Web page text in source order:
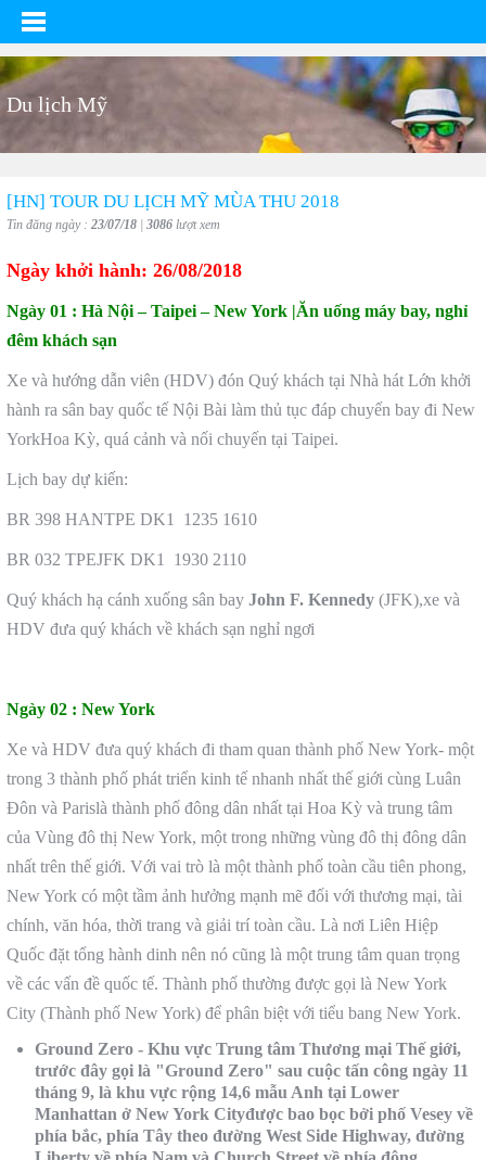
Du lịch Mỹ
[HN] TOUR DU LỊCH MỸ MÙA THU 2018
Tin đăng ngày : 23/07/18 3086 lượt xem
Ngày khởi hành: 26/08/2018
Ngày 01 : Hà Nội – Taipei – New York |Ăn uống máy bay, nghỉ
đêm khách sạn
Xe và hướng dẫn viên (HDV) đón Quý khách tại Nhà hát Lớn khởi
hành ra sân bay quốc tế Nội Bài làm thủ tục đáp chuyến bay đi New
YorkHoa Kỳ, quá cảnh và nối chuyến tại Taipei.
Lịch bay dự kiến:
BR 398 HANTPE DK1 1235 1610
BR 032 TPEJFK DK1 1930 2110
Quý khách hạ cánh xuống sân bay John F. Kennedy (JFK),xe và
HDV đưa quý khách về khách sạn nghỉ ngơi
Ngày 02 : New York
Xe và HDV đưa quý khách đi tham quan thành phố New York- một
trong 3 thành phố phát triển kinh tế nhanh nhất thế giới cùng Luân
Đôn và Parislà thành phố đông dân nhất tại Hoa Kỳ và trung tâm
của Vùng đô thị New York, một trong những vùng đô thị đông dân
nhất trên thế giới. Với vai trò là một thành phố toàn cầu tiên phong,
New York có một tầm ảnh hưởng mạnh mẽ đối với thương mại, tài
chính, văn hóa, thời trang và giải trí toàn cầu. Là nơi Liên Hiệp
Quốc đặt tổng hành dinh nên nó cũng là một trung tâm quan trọng
về các vấn đề quốc tế. Thành phố thường được gọi là New York
City (Thành phố New York) để phân biệt với tiểu bang New York.
Ground Zero - Khu vực Trung tâm Thương mại Thế giới,
trước đây gọi là "Ground Zero" sau cuộc tấn công ngày 11
tháng 9, là khu vực rộng 14,6 mẫu Anh tại Lower
Manhattan ở New York Cityđược bao bọc bởi phố Vesey về
phía bắc, phía Tây theo đường West Side Highway, đường